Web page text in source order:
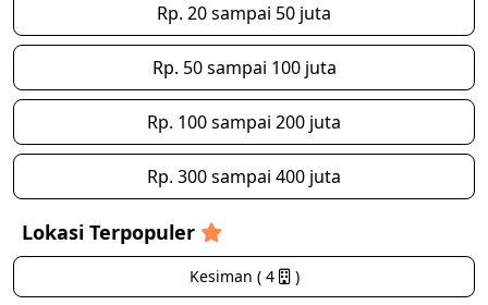
Rp. 20 sampai 50 juta
Rp. 50 sampai 100 juta
Rp. 100 sampai 200 juta
Rp. 300 sampai 400 juta
Lokasi Terpopuler
Kesiman ( 4 )